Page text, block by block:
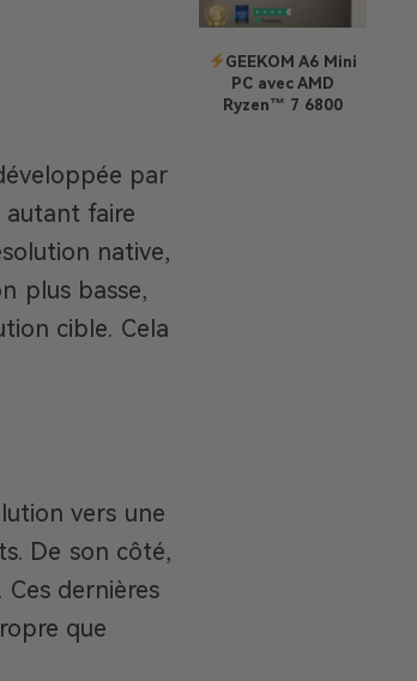
par
autant faire
native,
plus basse,
cible. Cela
vers une
De son côté,
dernières
que
GEEKOM A6 Mini
PC avec AMD
Ryzen™ 7 6800